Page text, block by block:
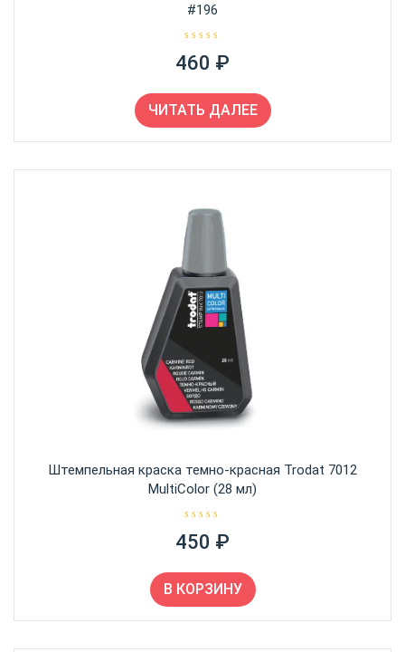
#196
ц
е
к
а
0
и
460 ₽
ЧИТАТЬ ДАЛЕЕ
Штемпельная краска темно-красная Trodat 7012
MultiColor (28 мл)
ц
е
к
а
0
и
450 ₽
В КОРЗИНУ